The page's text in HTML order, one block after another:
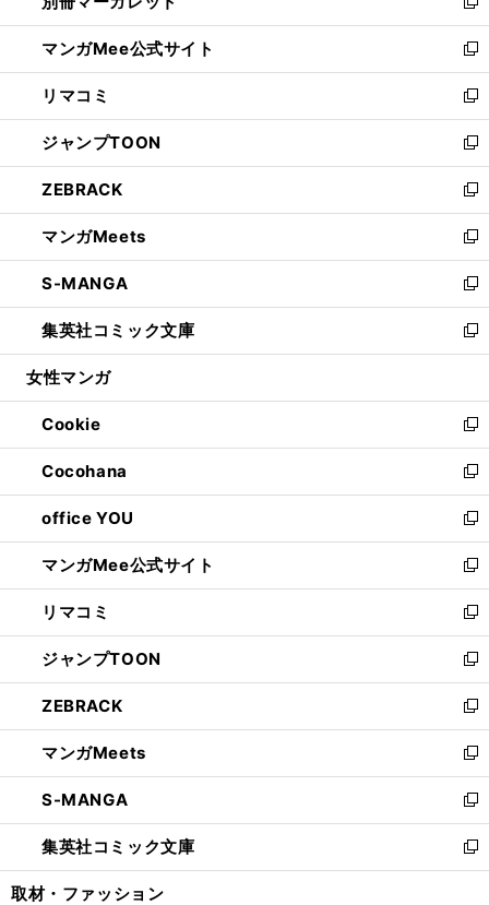
開
く
ィ
ン
ド
ウ
で
開
く
い
ウ
ィ
ン
ド
ウ
で
開
く
新
し
い
ウ
ィ
ン
ド
ウ
で
開
く
マンガMee公式サイト
新
し
い
ウ
ィ
ン
ド
ウ
で
開
く
リマコミ
新
し
い
ウ
ィ
ン
ド
ウ
で
開
く
ジャンプTOON
新
し
い
ウ
ィ
ン
ド
ウ
で
開
ZEBRACK
新
し
い
ウ
ィ
ン
ド
ウ
開
く
マンガMeets
新
し
い
ウ
ィ
ン
ウ
で
開
く
S-MANGA
新
し
い
ウ
ン
ド
ウ
で
開
く
集英社コミック文庫
新
し
ウ
ィ
ン
ド
ウ
で
開
く
女性マンガ
Cookie
新
し
い
ウ
ィ
ン
ド
ウ
で
開
く
Cocohana
新
し
い
ウ
ィ
ン
ド
ウ
で
開
く
office YOU
新
し
い
ウ
ィ
ン
ド
ウ
で
開
く
マンガMee公式サイト
新
し
い
ウ
ィ
ン
ド
ウ
で
開
く
リマコミ
新
し
い
ウ
ィ
ン
ド
ウ
で
開
く
ジャンプTOON
新
し
い
ウ
ィ
ン
ド
ウ
で
開
ZEBRACK
新
し
い
ウ
ィ
ン
ド
ウ
マンガMeets
新
し
い
ウ
ィ
ン
S-MANGA
新
し
い
ウ
集英社コミック文庫
新
し
取材・ファッション